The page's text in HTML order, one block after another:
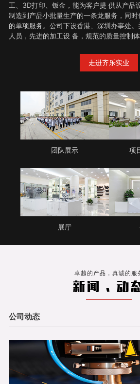
工、3D打印、钣金，能为客户提 供从产品
制造到产品小批量生产的一条龙服务，同
的单项服务。公司下设香港、深圳办事处
人员，先进的加工设 备，规范的质量控制体
走进齐乐实业
团队展示 项
展厅
卓越的产品，真诚的服
新闻 . 动
公司动态